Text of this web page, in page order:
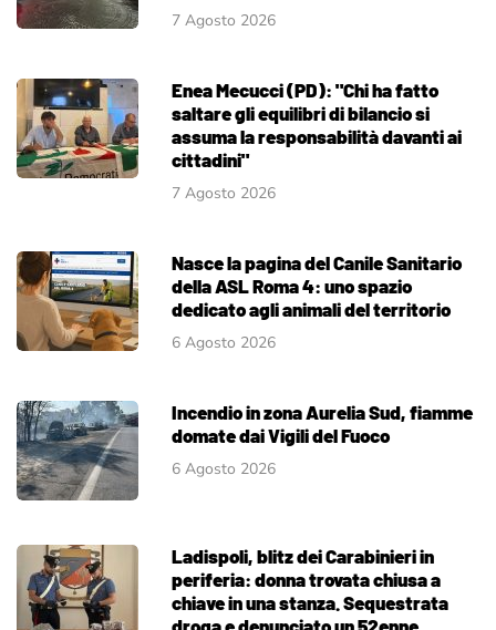
7 Agosto 2026
Enea Mecucci (PD): "Chi ha fatto
saltare gli equilibri di bilancio si
assuma la responsabilità davanti ai
cittadini"
7 Agosto 2026
Nasce la pagina del Canile Sanitario
della ASL Roma 4: uno spazio
dedicato agli animali del territorio
6 Agosto 2026
Incendio in zona Aurelia Sud, fiamme
domate dai Vigili del Fuoco
6 Agosto 2026
Ladispoli, blitz dei Carabinieri in
periferia: donna trovata chiusa a
chiave in una stanza. Sequestrata